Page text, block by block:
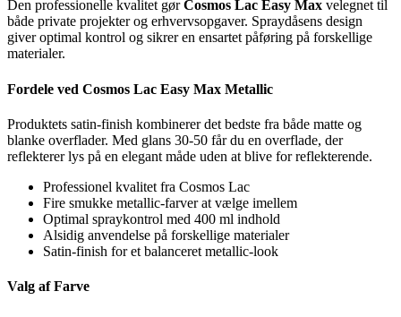
Den professionelle kvalitet gørCosmos Lac Easy Max velegnet til
både private projekter og erhvervsopgaver. Spraydåsens design
giver optimal kontrol og sikrer en ensartet påføring på forskellige
materialer.
Fordele ved Cosmos Lac Easy Max Metallic
Produktets satin-finish kombinerer det bedste fra både matte og
blanke overflader. Med glans 30-50 får du en overflade, der
reflekterer lys på en elegant måde uden at blive for reflekterende.
Professionel kvalitet fra Cosmos Lac
Fire smukke metallic-farver at vælge imellem
Optimal spraykontrol med 400 ml indhold
Alsidig anvendelse på forskellige materialer
Satin-finish for et balanceret metallic-look
Valg af Farve